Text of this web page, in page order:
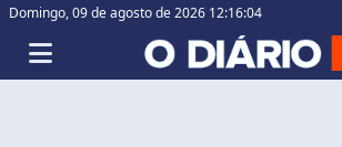
Domingo,09 de agosto de 2026 12:16:04